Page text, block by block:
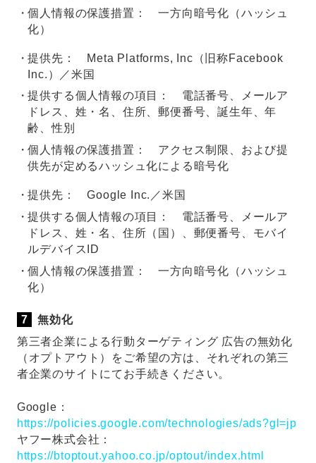
個人情報の保護措置： 一方向暗号化（ハッシュ
化）
提供先： Meta Platforms, Inc（旧称Facebook
Inc.）／米国
提供する個人情報の項目： 電話番号、メールア
ドレス、姓・名、住所、郵便番号、誕生年、年
齢、性別
個人情報の保護措置： アクセス制限、および提
供先が定めるハッシュ化による暗号化
提供先： Google Inc.／米国
提供する個人情報の項目： 電話番号、メールア
ドレス、姓・名、住所（国）、郵便番号、モバイ
ルデバイスID
個人情報の保護措置： 一方向暗号化（ハッシュ
化）
無効化
第三者企業による行動ターゲティング 広告の無効化
（オプトアウト）をご希望の方は、それぞれの第三
者企業のサイトにてお手続きください。
Google：
https://policies.google.com/technologies/ads?gl=jp
ヤフー株式会社：
https://btoptout.yahoo.co.jp/optout/index.html